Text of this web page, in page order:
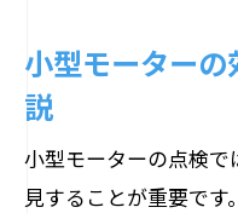
小型モーター
説
小型モーターの点検
見することが重要で